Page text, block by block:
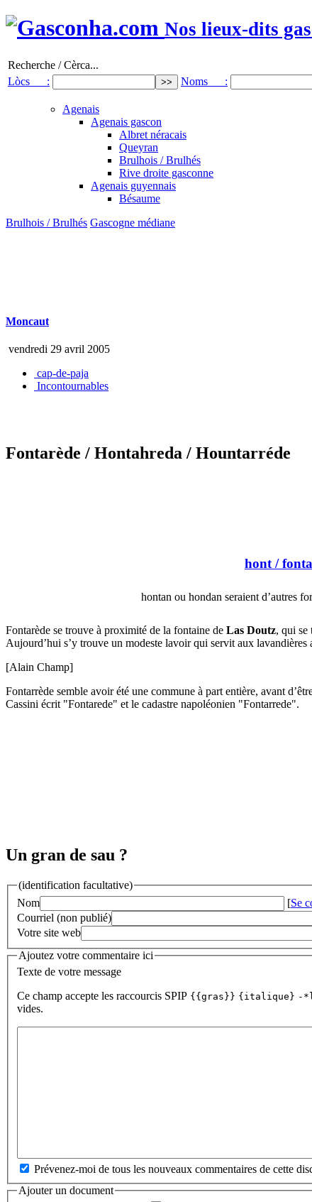
Nos lieux-dits
Recherche / Cèrca...
Lòcs :
Noms :
Agenais
Agenais gascon
Albret néracais
Queyran
Brulhois / Brulhés
Rive droite gasconne
Agenais guyennais
Bésaume
Brulhois / Brulhés Gascogne médiane
Moncaut
vendredi 29 avril 2005
cap-de-paja
Incontournables
Fontarède / Hontahreda / Hountarréde
hont /
hontan ou hondan seraient d’autres
Fontarède se trouve à proximité de la fontaine de Las Doutz, qui se
Aujourd’hui s’y trouve un modeste lavoir qui servit aux lavandières
[Alain Champ]
Fontarrède semble avoir été une commune à part entière, avant
Cassini écrit "Fontarede" et le cadastre napoléonien "Fontarrede".
Un gran de sau ?
(identification facultative)
Nom
[Se
Courriel (non publié)
Votre site web
Ajoutez votre commentaire ici
Texte de votre message
Ce champ accepte les raccourcis SPIP {{gras}} {italique} -
vides.
Prévenez-moi de tous les nouveaux commentaires de cette
Ajouter un document